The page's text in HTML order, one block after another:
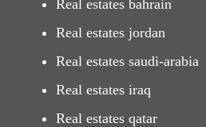
Real estates bahrain
Real estates jordan
Real estates saudi-arabia
Real estates iraq
Real estates qatar